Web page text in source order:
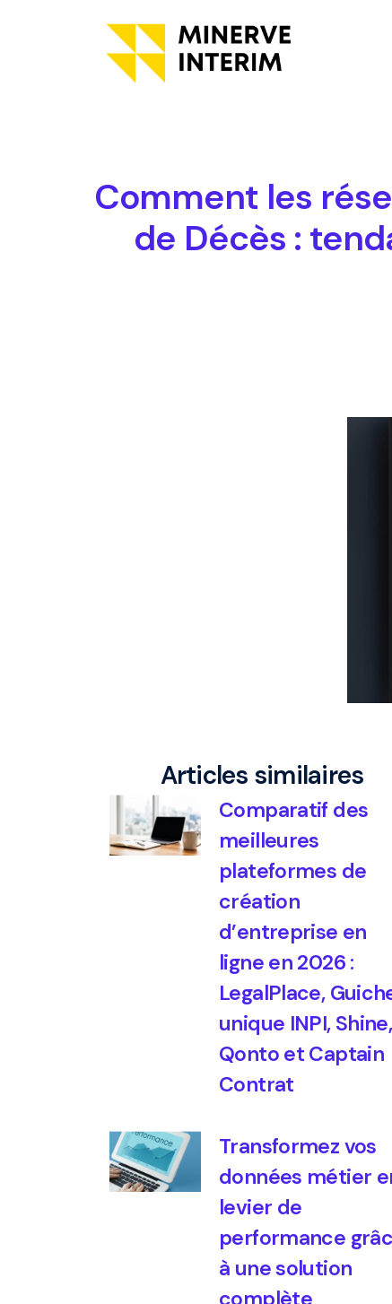
Comment les
de Décès :
Articles similaires
Comparatif des
meilleures
plateformes de
création
d’entreprise en
ligne en 2026 :
LegalPlace,
unique INPI, Shine,
Qonto et Captain
Contrat
Transformez vos
données métier
levier de
performance
à une solution